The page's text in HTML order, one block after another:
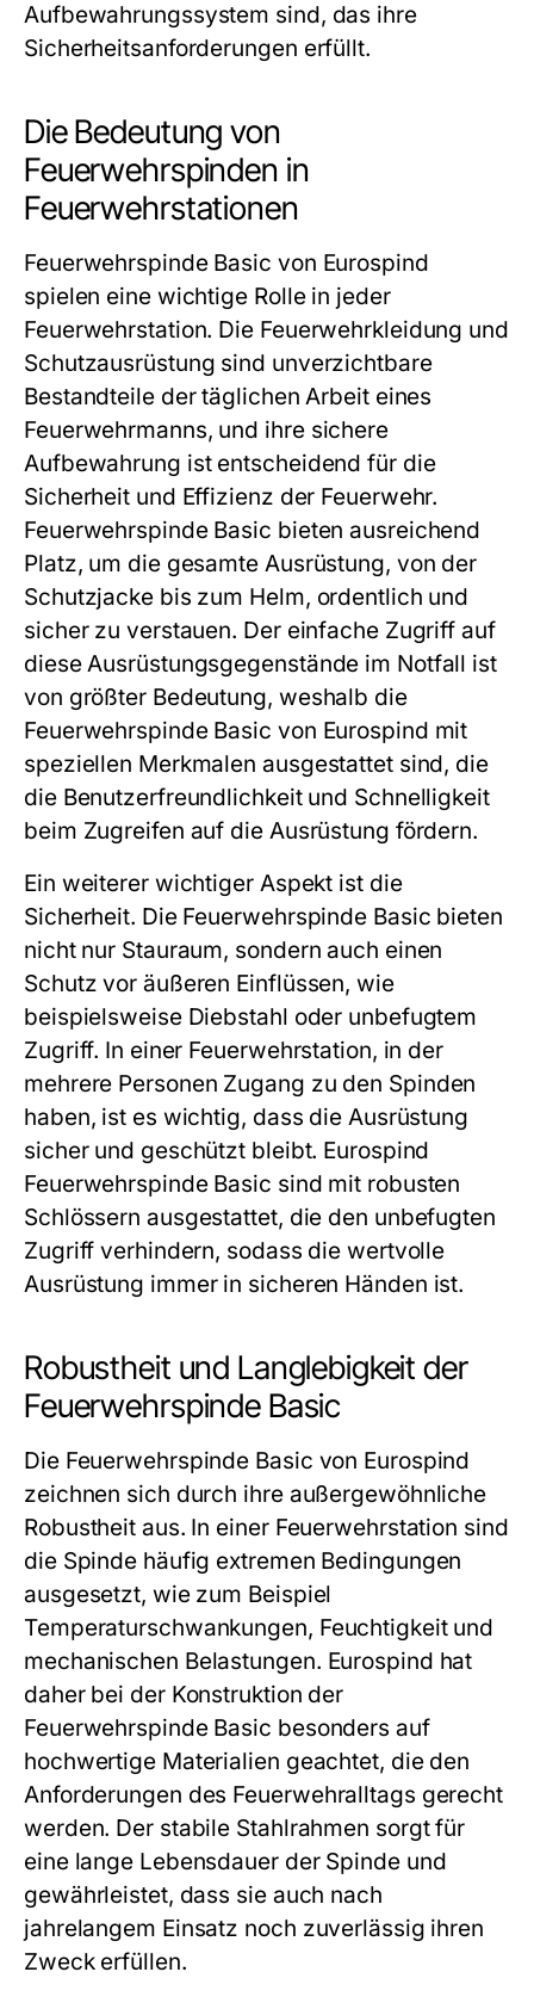
Aufbewahrungssystem sind, das ihre
Sicherheitsanforderungen erfüllt.
Die Bedeutung von
Feuerwehrspinden in
Feuerwehrstationen
Feuerwehrspinde Basic von Eurospind
spielen eine wichtige Rolle in jeder
Feuerwehrstation. Die Feuerwehrkleidung und
Schutzausrüstung sind unverzichtbare
Bestandteile der täglichen Arbeit eines
Feuerwehrmanns, und ihre sichere
Aufbewahrung ist entscheidend für die
Sicherheit und Effizienz der Feuerwehr.
Feuerwehrspinde Basic bieten ausreichend
Platz, um die gesamte Ausrüstung, von der
Schutzjacke bis zum Helm, ordentlich und
sicher zu verstauen. Der einfache Zugriff auf
diese Ausrüstungsgegenstände im Notfall ist
von größter Bedeutung, weshalb die
Feuerwehrspinde Basic von Eurospind mit
speziellen Merkmalen ausgestattet sind, die
die Benutzerfreundlichkeit und Schnelligkeit
beim Zugreifen auf die Ausrüstung fördern.
Ein weiterer wichtiger Aspekt ist die
Sicherheit. Die Feuerwehrspinde Basic bieten
nicht nur Stauraum, sondern auch einen
Schutz vor äußeren Einflüssen, wie
beispielsweise Diebstahl oder unbefugtem
Zugriff. In einer Feuerwehrstation, in der
mehrere Personen Zugang zu den Spinden
haben, ist es wichtig, dass die Ausrüstung
sicher und geschützt bleibt. Eurospind
Feuerwehrspinde Basic sind mit robusten
Schlössern ausgestattet, die den unbefugten
Zugriff verhindern, sodass die wertvolle
Ausrüstung immer in sicheren Händen ist.
Robustheit und Langlebigkeit der
Feuerwehrspinde Basic
Die Feuerwehrspinde Basic von Eurospind
zeichnen sich durch ihre außergewöhnliche
Robustheit aus. In einer Feuerwehrstation sind
die Spinde häufig extremen Bedingungen
ausgesetzt, wie zum Beispiel
Temperaturschwankungen, Feuchtigkeit und
mechanischen Belastungen. Eurospind hat
daher bei der Konstruktion der
Feuerwehrspinde Basic besonders auf
hochwertige Materialien geachtet, die den
Anforderungen des Feuerwehralltags gerecht
werden. Der stabile Stahlrahmen sorgt für
eine lange Lebensdauer der Spinde und
gewährleistet, dass sie auch nach
jahrelangem Einsatz noch zuverlässig ihren
Zweck erfüllen.